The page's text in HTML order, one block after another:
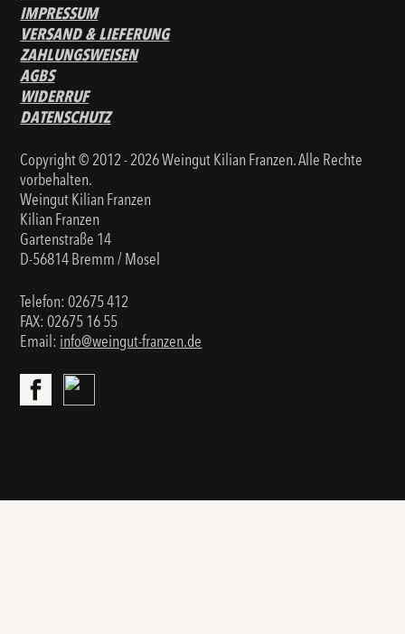
IMPRESSUM
VERSAND & LIEFERUNG
ZAHLUNGSWEISEN
AGBS
WIDERRUF
DATENSCHUTZ
Copyright © 2012 - 2026 Weingut Kilian Franzen. Alle Rechte
vorbehalten.
Weingut Kilian Franzen
Kilian Franzen
Gartenstraße 14
D-56814 Bremm / Mosel
Telefon:02675 412
FAX: 02675 16 55
Email: info@weingut-franzen.de